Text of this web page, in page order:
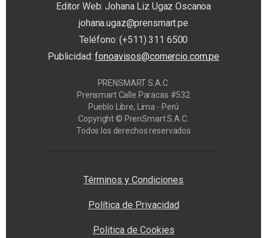
Editor Web: Johana Liz Ugaz Oscanoa
johana.ugaz@prensmart.pe
Teléfono: (+511) 311 6500
Publicidad:fonoavisos@comercio.com.pe
PRENSMART S.A.C.
Prensmart Calle Paracas #532
Pueblo Libre, Lima - Perú
Copyright © PrenSmart S.A.C.
Todos los derechos reservados
Términos y Condiciones
Política de Privacidad
Politica de Cookies